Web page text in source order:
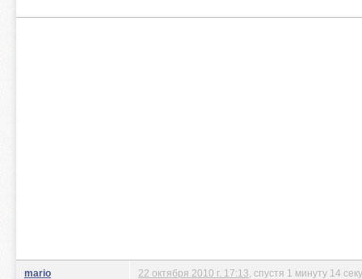
mario 22 октября 2010 г. 17:13 , спустя 1 минуту 14